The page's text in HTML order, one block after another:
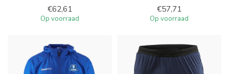
€62,61
Op voorraad
€57,71
Op voorraad